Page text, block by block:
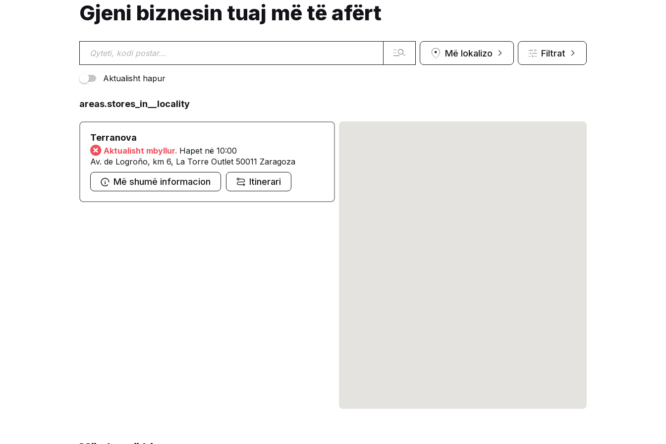
Gjeni biznesin tuaj më të afërt
Më lokalizo Filtrat
Aktualisht hapur
areas.stores_in__locality
Terranova
Aktualisht mbyllur. Hapet në 10:00
Av. de Logroño, km 6, La Torre Outlet 50011 Zaragoza
Më shumë informacion Itinerari